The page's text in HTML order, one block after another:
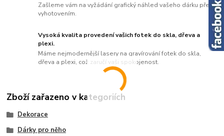
Zašleme vám na vyžádání grafický náhled vašeho dárku před
vyhotovením.
Vysoká kvalita provedení vašich fotek do skla, dřeva a
plexi.
Máme nejmodernější lasery na gravírování fotek do skla,
dřeva a plexi, což zaručí vaši spokojenost.
Zboží zařazeno v kategoriích
Dekorace
Dárky pro něho